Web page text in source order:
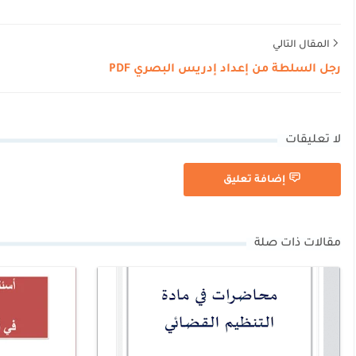
المقال التالي
رجل السلطة من إعداد إدريس البصري PDF
لا تعليقات
إضافة تعليق
مقالات ذات صلة